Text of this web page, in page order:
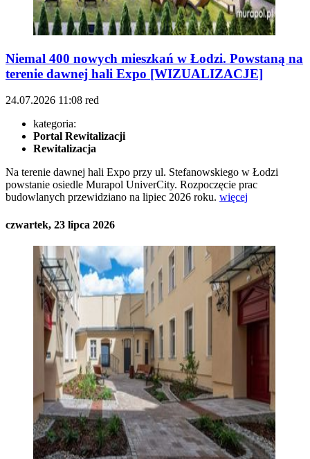
Niemal 400 nowych mieszkań w Łodzi. Powstaną na
terenie dawnej hali Expo [WIZUALIZACJE]
24.07.2026 11:08 red
kategoria:
Portal Rewitalizacji
Rewitalizacja
Na terenie dawnej hali Expo przy ul. Stefanowskiego w Łodzi
powstanie osiedle Murapol UniverCity. Rozpoczęcie prac
budowlanych przewidziano na lipiec 2026 roku. więcej
czwartek, 23 lipca 2026